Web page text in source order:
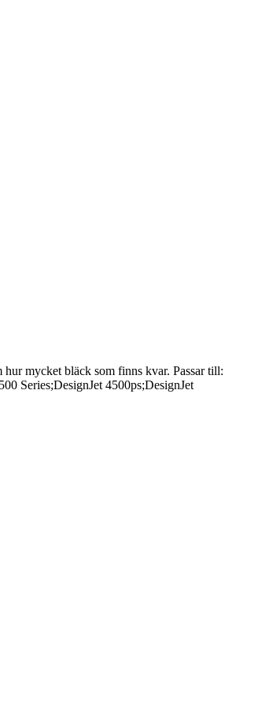
mycket bläck som finns kvar. Passar till:
Series;DesignJet 4500ps;DesignJet